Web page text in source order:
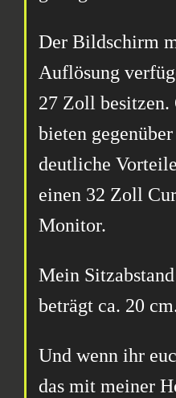
Der Bildschirm
Auflösung
27 Zoll besitzen.
bieten
deutliche
einen 32 Zoll
Monitor.
Mein
beträgt ca. 20
Und wenn ihr
das mit meiner